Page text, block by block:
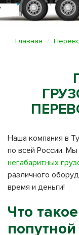
Главная
Наша компания в
по всей России.
негабаритных
различного
время и деньги!
Что